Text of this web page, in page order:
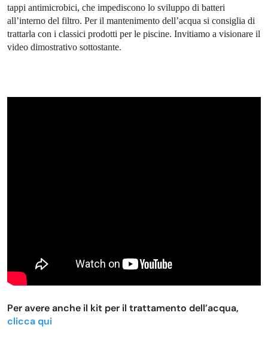
tappi antimicrobici, che impediscono lo sviluppo di batteri
all’interno del filtro. Per il mantenimento dell’acqua si consiglia di
trattarla con i classici prodotti per le piscine. Invitiamo a visionare il
video dimostrativo sottostante.
Per avere anche il kit per il trattamento dell’acqua,
clicca qui